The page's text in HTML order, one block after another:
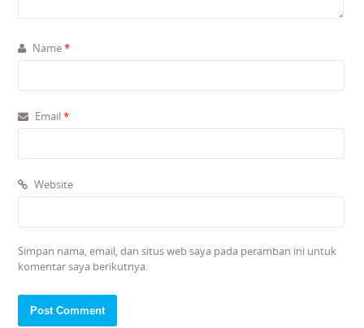
Name*
Email*
Website
Simpan nama, email, dan situs web saya pada peramban ini untuk
komentar saya berikutnya.